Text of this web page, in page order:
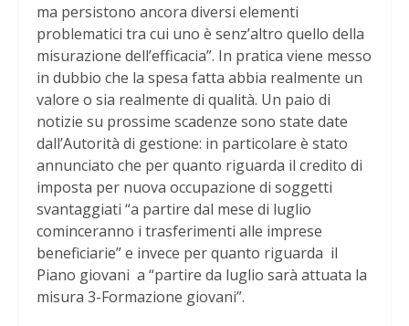
ma persistono ancora diversi elementi
problematici tra cui uno è senz’altro quello della
misurazione dell’efficacia”. In pratica viene messo
in dubbio che la spesa fatta abbia realmente un
valore o sia realmente di qualità. Un paio di
notizie su prossime scadenze sono state date
dall’Autorità di gestione: in particolare è stato
annunciato che per quanto riguarda il credito di
imposta per nuova occupazione di soggetti
svantaggiati “a partire dal mese di luglio
cominceranno i trasferimenti alle imprese
beneficiarie” e invece per quanto riguarda il
Piano giovani a “partire da luglio sarà attuata la
misura 3-Formazione giovani”.